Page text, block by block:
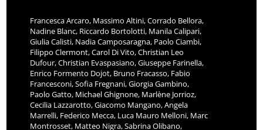
Francesca Arcaro, Massimo Altini, Corrado Bellora,
Nadine Blanc, Riccardo Bortolotti, Manila Calipari,
Giulia Calisti, Nadia Camposaragna, Paolo Ciambi,
Filippo Clermont, Carol Di Vito, Christian Leo
Dufour, Christian Evaspasiano, Giuseppe Farinella,
Enrico Formento Dojot, Bruno Fracasso, Fabio
Francesconi, Sofia Fregnani, Giorgia Gambino,
Paolo Gatto, Michael Ghignone, Marlène Jorrioz,
Cecilia Lazzarotto, Giacomo Mangano, Angela
Marrelli, Federico Mecca, Luca Mauro Melloni, Marc
Montrosset, Matteo Nigra, Sabrina Olibano,